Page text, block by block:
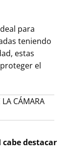
para
teniendo
estas
el
LA CÁMARA
cabe destacar